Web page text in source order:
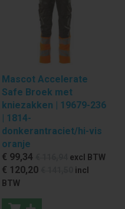
Mascot Accelerate
Safe Broek met
kniezakken | 19679-236
| 1814-
donkerantraciet/hi-vis
oranje
€ 99,34 excl BTW
€ 120,20
incl
BTW